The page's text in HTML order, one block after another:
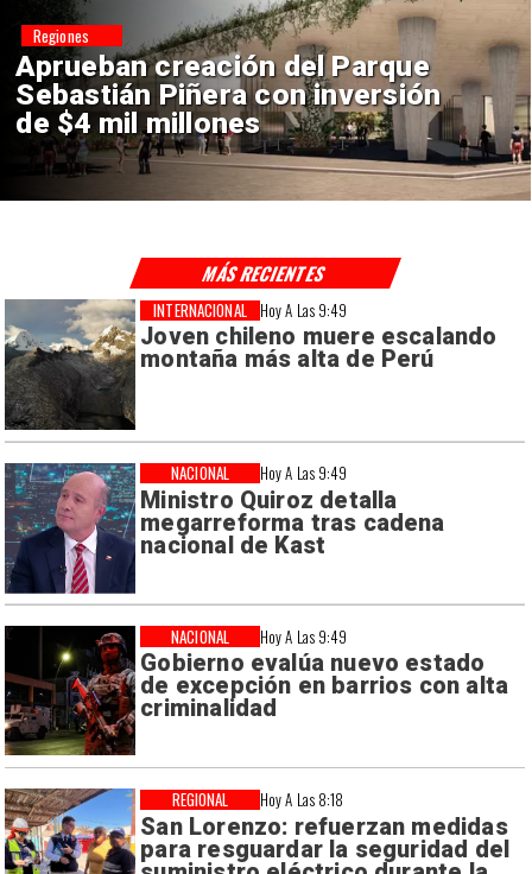
Claudio Bravo baja la euforia
sobre fichaje de Vozinha
Deportes
Hoy A Las 9:49
Joven chileno muere escalando
montaña más alta de Perú
INTERNACIONAL
Hoy A Las 9:49
Ministro Quiroz detalla
megarreforma tras cadena
nacional de Kast
NACIONAL
Hoy A Las 9:49
Gobierno evalúa nuevo estado
de excepción en barrios con alta
criminalidad
NACIONAL
Hoy A Las 8:18
San Lorenzo: refuerzan medidas
para resguardar la seguridad del
REGIONAL
MÁS RECIENTES